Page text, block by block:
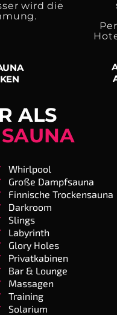
wird die
ALS
SAUNA
Whirlpool
Große Dampfsauna
Finnische Trockensauna
Darkroom
Slings
Labyrinth
Glory Holes
Privatkabinen
Bar & Lounge
Massagen
Training
Solarium